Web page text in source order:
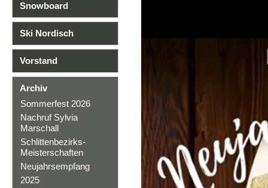
Snowboard
Ski Nordisch
Vorstand
Archiv
Sommerfest 2026
Nachruf Sylvia
Marschall
Schlittenbezirks-
Meisterschaften
Neujahrsempfang
2025